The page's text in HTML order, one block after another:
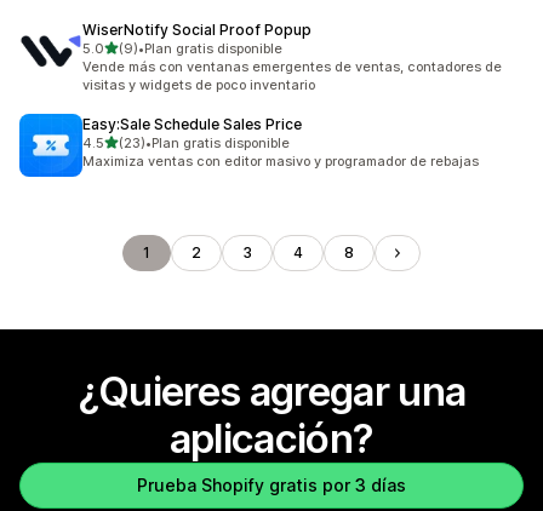
WiserNotify Social Proof Popup
5.0de 5 estrellas
(9)
9 reseñas en total
•Plan gratis disponible
Vende más con ventanas emergentes de ventas, contadores de
visitas y widgets de poco inventario
Easy:Sale Schedule Sales Price
4.5de 5 estrellas
(23)
23 reseñas en total
•Plan gratis disponible
Maximiza ventas con editor masivo y programador de rebajas
1 2 3 4 8
¿Quieres agregar una
aplicación?
Prueba Shopify gratis por 3 días